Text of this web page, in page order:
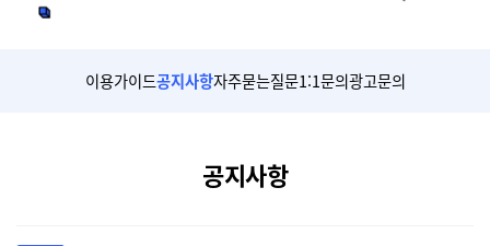
이용가이드공지사항자주묻는질문1:1문의광고문의
공지사항